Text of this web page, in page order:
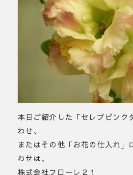
本日ご紹介した「セレブピンク
わせ、
またはその他「お花の仕入れ」
わせは、
株式会社フローレ２１